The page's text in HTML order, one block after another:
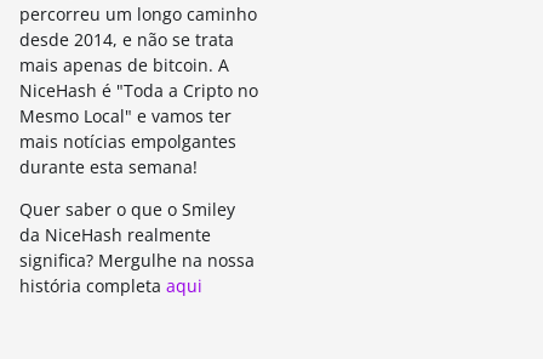
percorreu um longo caminho
desde 2014, e não se trata
mais apenas de bitcoin. A
NiceHash é "Toda a Cripto no
Mesmo Local" e vamos ter
mais notícias empolgantes
durante esta semana!
Quer saber o que o Smiley
da NiceHash realmente
significa? Mergulhe na nossa
história completa aqui